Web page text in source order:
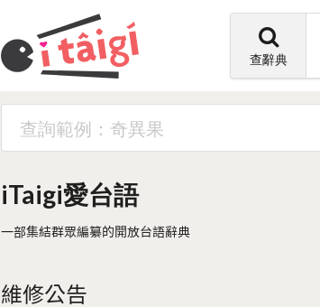
查辭典
iTaigi愛台語
一部集結群眾編纂的開放台語辭典
維修公告